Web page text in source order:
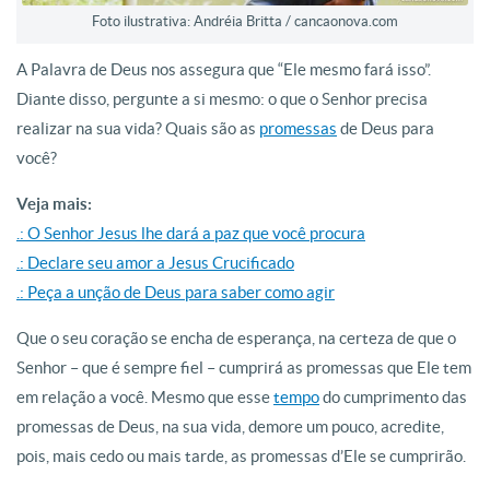
Foto ilustrativa: Andréia Britta / cancaonova.com
A Palavra de Deus nos assegura que “Ele mesmo fará isso”.
Diante disso, pergunte a si mesmo: o que o Senhor precisa
realizar na sua vida? Quais são as promessas de Deus para
você?
Veja mais:
.: O Senhor Jesus lhe dará a paz que você procura
.: Declare seu amor a Jesus Crucificado
.: Peça a unção de Deus para saber como agir
Que o seu coração se encha de esperança, na certeza de que o
Senhor – que é sempre fiel – cumprirá as promessas que Ele tem
em relação a você. Mesmo que essetempodo cumprimento das
promessas de Deus, na sua vida, demore um pouco, acredite,
pois, mais cedo ou mais tarde, as promessas d’Ele se cumprirão.